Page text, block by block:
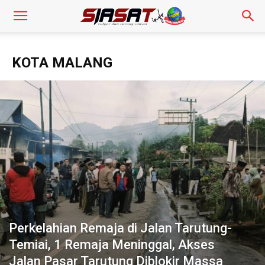
KOTA MALANG
Perkelahian Remaja di Jalan Tarutung-
Temiai, 1 Remaja Meninggal, Akses
Jalan Pasar Tarutung Diblokir Massa